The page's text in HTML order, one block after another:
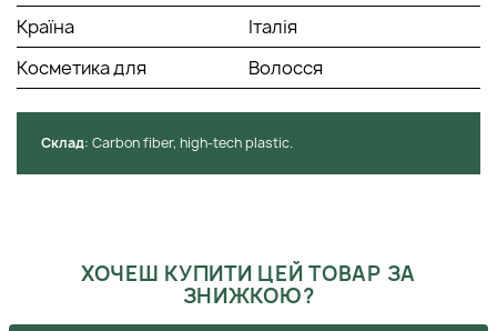
Країна
Італія
Косметика для
Волосся
Cклад: Сarbon fiber, high-tech plastic.
ХОЧЕШ КУПИТИ ЦЕЙ ТОВАР ЗА
ЗНИЖКОЮ?